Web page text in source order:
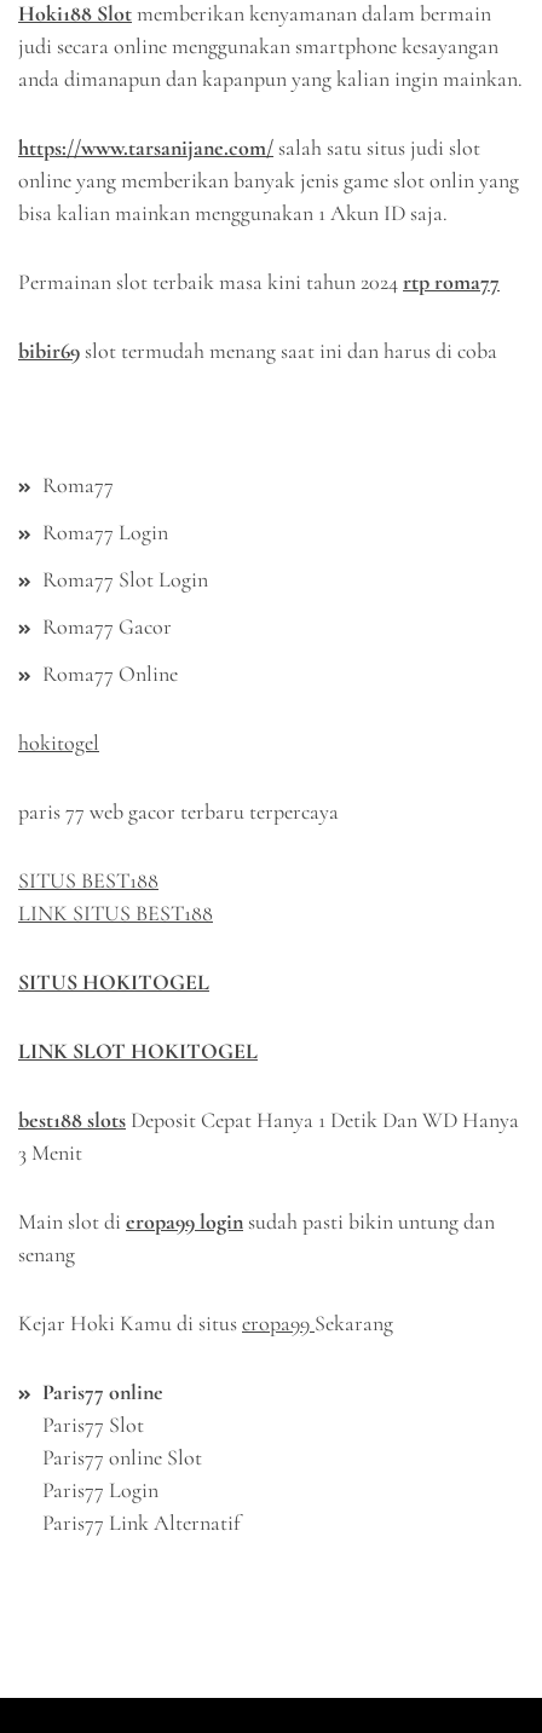
Hoki188 Slotmemberikan kenyamanan dalam bermain
judi secara online menggunakan smartphone kesayangan
anda dimanapun dan kapanpun yang kalian ingin mainkan.
https://www.tarsanijane.com/salah satu situs judi slot
online yang memberikan banyak jenis game slot onlin yang
bisa kalian mainkan menggunakan 1 Akun ID saja.
Permainan slot terbaik masa kini tahun 2024rtp roma77
bibir69slot termudah menang saat ini dan harus di coba
Roma77
Roma77 Login
Roma77 Slot Login
Roma77 Gacor
Roma77 Online
hokitogel
paris 77 web gacor terbaru terpercaya
SITUS BEST188
LINK SITUS BEST188
SITUS HOKITOGEL
LINK SLOT HOKITOGEL
best188 slots Deposit Cepat Hanya 1 Detik Dan WD Hanya
3 Menit
Main slot di eropa99 loginsudah pasti bikin untung dan
senang
Kejar Hoki Kamu di situseropa99 Sekarang
Paris77 online
Paris77 Slot
Paris77 online Slot
Paris77 Login
Paris77 Link Alternatif